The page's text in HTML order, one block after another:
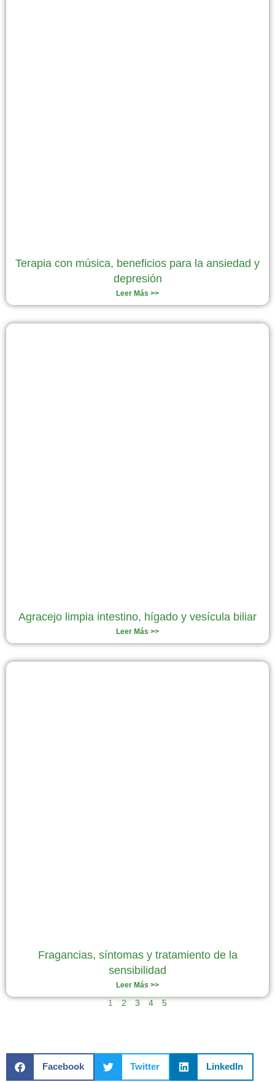
Terapia con música, beneficios para la ansiedad y
depresión
Leer Más >>
Agracejo limpia intestino, hígado y vesícula biliar
Leer Más >>
Fragancias, síntomas y tratamiento de la
sensibilidad
Leer Más >>
1 2 3 4 5
Facebook Twitter LinkedIn